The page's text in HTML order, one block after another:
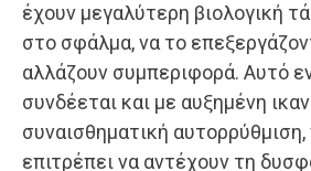
έχουν μεγαλύτερη βιολογική
στο σφάλμα, να το
αλλάζουν συμπεριφορά. Αυτό
συνδέεται και με αυξημένη
συναισθηματική
επιτρέπει να αντέχουν τη